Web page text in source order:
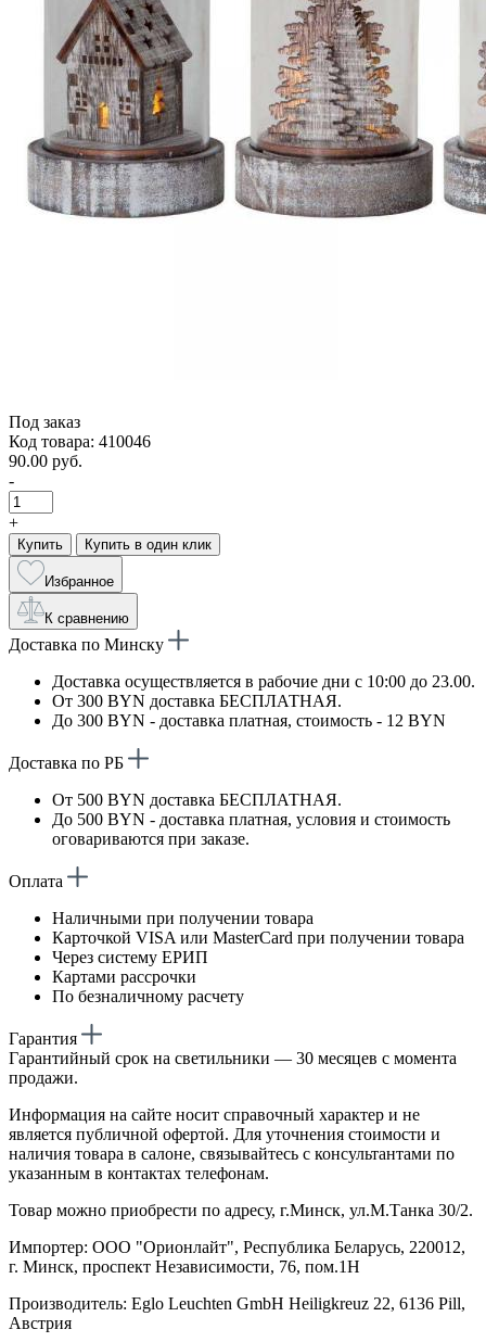
Под заказ
Код товара: 410046
90.00 руб.
-
+
Купить Купить в один клик
Избранное
К сравнению
Доставка по Минску
Доставка осуществляется в рабочие дни с 10:00 до 23.00.
От 300 BYN доставка БЕСПЛАТНАЯ.
До 300 BYN - доставка платная, стоимость - 12 BYN
Доставка по РБ
От 500 BYN доставка БЕСПЛАТНАЯ.
До 500 BYN - доставка платная, условия и стоимость
оговариваются при заказе.
Оплата
Наличными при получении товара
Карточкой VISA или MasterCard при получении товара
Через систему ЕРИП
Картами рассрочки
По безналичному расчету
Гарантия
Гарантийный срок на светильники — 30 месяцев с момента
продажи.
Информация на сайте носит справочный характер и не
является публичной офертой. Для уточнения стоимости и
наличия товара в салоне, связывайтесь с консультантами по
указанным в контактах телефонам.
Товар можно приобрести по адресу, г.Минск, ул.М.Танка 30/2.
Импортер: ООО "Орионлайт", Республика Беларусь, 220012,
г. Минск, проспект Независимости, 76, пом.1Н
Производитель: Eglo Leuchten GmbH Heiligkreuz 22, 6136 Pill,
Австрия